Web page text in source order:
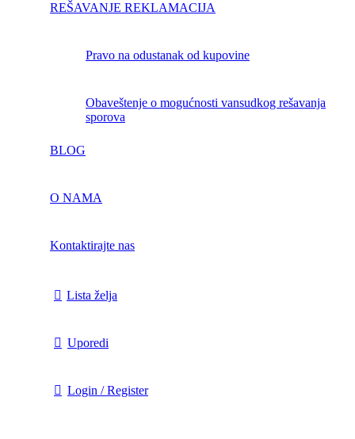
REŠAVANJE REKLAMACIJA
pravo na odustanak od kupovine
obaveštenje o mogućnosti vansudkog rešavanja
sporova
BLOG
O NAMA
Kontaktirajte nas
Lista želja
Uporedi
Login / Register